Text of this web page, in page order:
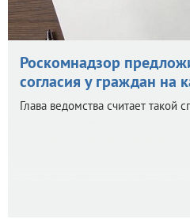
Роскомнадзор
согласия у граждан на
Глава ведомства считает такой